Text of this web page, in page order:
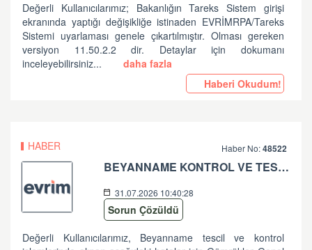
Değerli Kullanıcılarımız; Bakanlığın Tareks Sistem girişi
ekranında yaptığı değişikliğe istinaden EVRİMRPA/Tareks
Sistemi uyarlaması genele çıkartılmıştır. Olması gereken
versiyon 11.50.2.2 dir. Detaylar için dokumanı
inceleyebilirsiniz...
daha fazla
Haberi Okudum!
HABER Haber No:48522
BEYANNAME KONTROL VE TESCİL İŞLEMLERİNDE ALINAN HATALAR HK
31.07.2026 10:40:28
Sorun Çözüldü
Değerli Kullanıcılarımız, Beyanname tescil ve kontrol